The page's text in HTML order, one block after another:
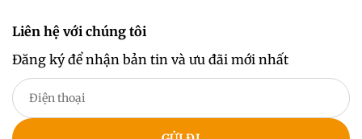
Liên hệ với chúng tôi
Đăng ký để nhận bản tin và ưu đãi mới nhất